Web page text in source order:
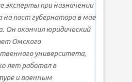
эксперты при назначении
на пост губернатора в мае
Он окончил юридический
Омского
университета,
лет работал в
и военным